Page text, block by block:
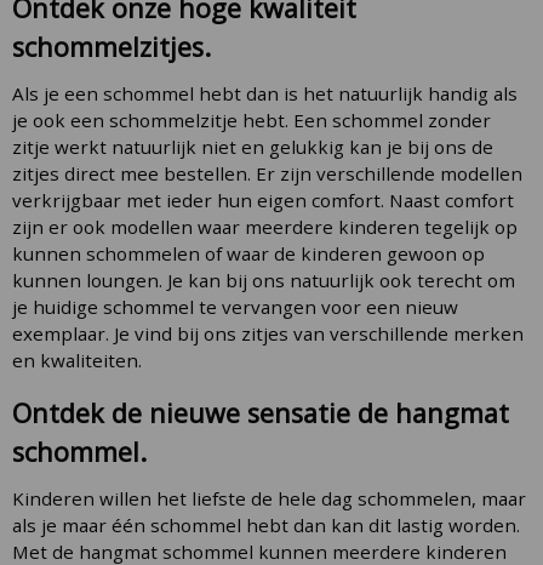
Ontdek onze hoge kwaliteit
schommelzitjes.
Als je een schommel hebt dan is het natuurlijk handig als
je ook een schommelzitje hebt. Een schommel zonder
zitje werkt natuurlijk niet en gelukkig kan je bij ons de
zitjes direct mee bestellen. Er zijn verschillende modellen
verkrijgbaar met ieder hun eigen comfort. Naast comfort
zijn er ook modellen waar meerdere kinderen tegelijk op
kunnen schommelen of waar de kinderen gewoon op
kunnen loungen. Je kan bij ons natuurlijk ook terecht om
je huidige schommel te vervangen voor een nieuw
exemplaar. Je vind bij ons zitjes van verschillende merken
en kwaliteiten.
Ontdek de nieuwe sensatie de hangmat
schommel.
Kinderen willen het liefste de hele dag schommelen, maar
als je maar één schommel hebt dan kan dit lastig worden.
Met de hangmat schommel kunnen meerdere kinderen